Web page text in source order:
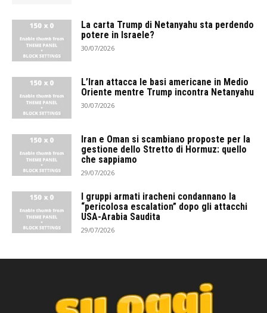
La carta Trump di Netanyahu sta perdendo
potere in Israele?
30/07/2026
L’Iran attacca le basi americane in Medio
Oriente mentre Trump incontra Netanyahu
30/07/2026
Iran e Oman si scambiano proposte per la
gestione dello Stretto di Hormuz: quello
che sappiamo
29/07/2026
I gruppi armati iracheni condannano la
“pericolosa escalation” dopo gli attacchi
USA-Arabia Saudita
29/07/2026